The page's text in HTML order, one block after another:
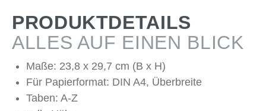
PRODUKTDETAILS
ALLES AUF EINEN BLICK
Maße: 23,8 x 29,7 cm (B x H)
Für Papierformat: DIN A4, Überbreite
Taben: A-Z